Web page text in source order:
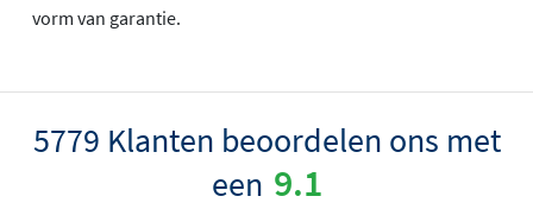
vorm van garantie.
5779 Klanten beoordelen ons met
een 9.1